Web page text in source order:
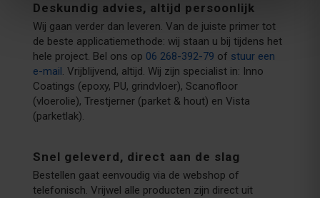
Deskundig advies, altijd persoonlijk
Wij gaan verder dan leveren. Van de juiste primer tot
de beste applicatiemethode: wij staan u bij tijdens het
hele project. Bel ons op 06 268-392-79 of stuur een
e-mail . Vrijblijvend, altijd. Wij zijn specialist in: Inno
Coatings (epoxy, PU, grindvloer), Scanofloor
(vloerolie), Trestjerner (parket & hout) en Vista
(parketlak).
Snel geleverd, direct aan de slag
Bestellen gaat eenvoudig via de webshop of
telefonisch. Vrijwel alle producten zijn direct uit